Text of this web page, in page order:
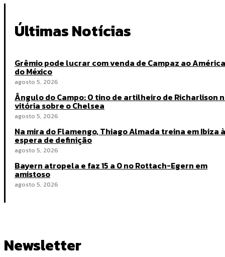
Últimas Notícias
Grêmio pode lucrar com venda de Campaz ao América
do México
agosto 5, 2026
Ângulo do Campo: O tino de artilheiro de Richarlison
vitória sobre o Chelsea
agosto 5, 2026
Na mira do Flamengo, Thiago Almada treina em Ibiza à
espera de definição
agosto 5, 2026
Bayern atropela e faz 15 a 0 no Rottach-Egern em
amistoso
agosto 5, 2026
Newsletter